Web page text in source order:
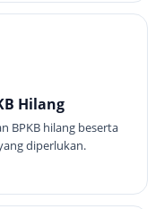
Hilang
BPKB hilang beserta
diperlukan.